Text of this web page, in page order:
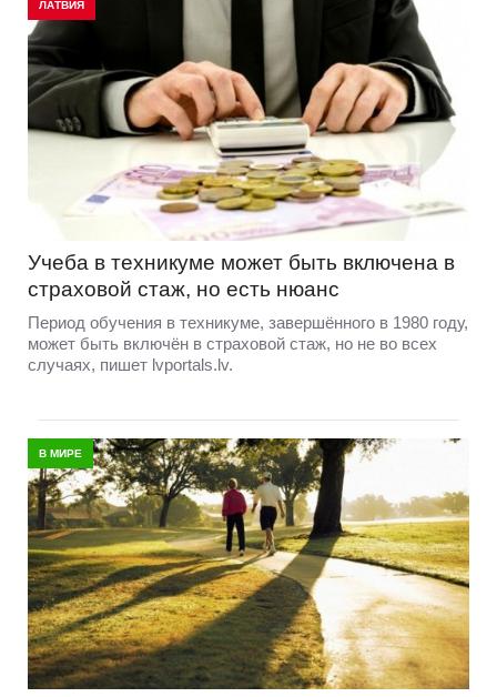
ЛАТВИЯ
Учеба в техникуме может быть включена в
страховой стаж, но есть нюанс
Период обучения в техникуме, завершённого в 1980 году,
может быть включён в страховой стаж, но не во всех
случаях, пишет lvportals.lv.
В МИРЕ